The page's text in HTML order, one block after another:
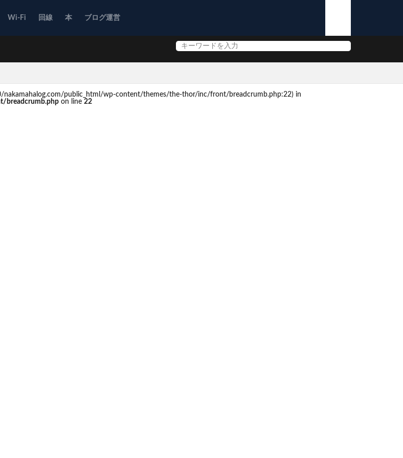
Wi-Fi 回線 本 ブログ運営
nakamahalog.com/public_html/wp-content/themes/the-thor/inc/front/breadcrumb.php:22) in
breadcrumb.php on line 22